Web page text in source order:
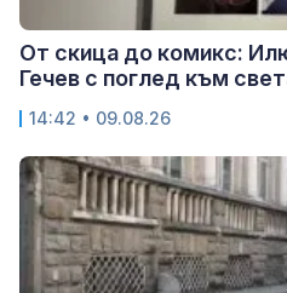
От скица до комикс:
Гечев с поглед към
14:42 • 09.08.26